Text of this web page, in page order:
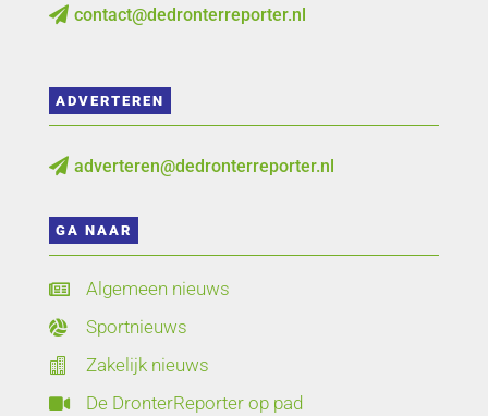
 contact@dedronterreporter.nl
ADVERTEREN
 adverteren@dedronterreporter.nl
GA NAAR
 Algemeen nieuws
 Sportnieuws
 Zakelijk nieuws
 De DronterReporter op pad